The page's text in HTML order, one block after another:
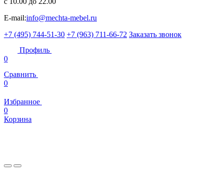
E-mail:info@mechta-mebel.ru
+7 (495) 744-51-30 +7 (963) 711-66-72 Заказать звонок
Профиль
0
Сравнить
0
Избранное
0
Корзина